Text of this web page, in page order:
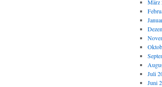
März
Juli
Juni